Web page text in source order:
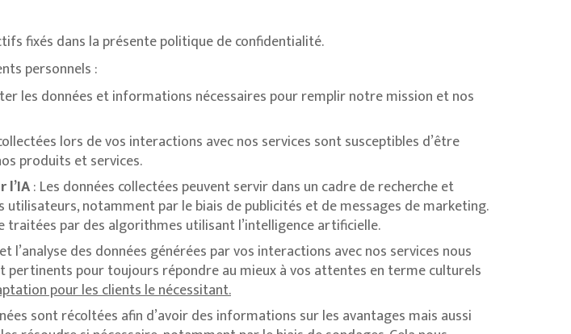
fixés dans la présente politique de confidentialité.
personnels :
les données et informations nécessaires pour remplir notre mission et nos
lors de vos interactions avec nos services sont susceptibles d’être
produits et services.
l’IA: Les données collectées peuvent servir dans un cadre de recherche et
notamment par le biais de publicités et de messages de marketing.
traitées par des algorithmes utilisant l’intelligence artificielle.
l’analyse des données générées par vos interactions avec nos services nous
pour toujours répondre au mieux à vos attentes en terme culturels
pour les clients le nécessitant.
sont récoltées afin d’avoir des informations sur les avantages mais aussi